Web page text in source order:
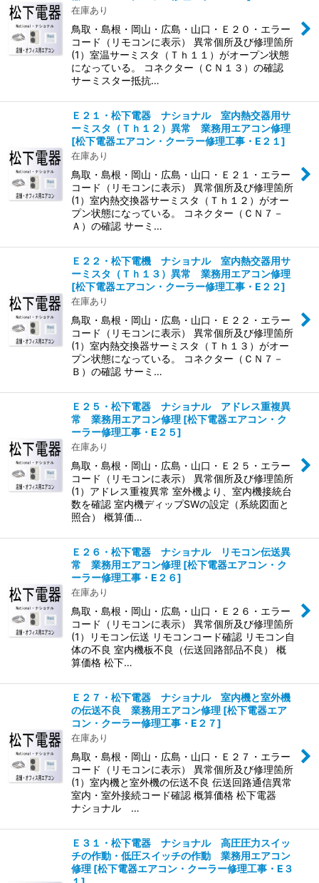
在庫あり
鳥取・島根・岡山・広島・山口・Ｅ２０・エラー
コード（リモコンに表示） 異常個所及び修理箇所
(1）室温サーミスタ（Ｔｈ１１）がオープン状態
になっている。 コネクター（ＣＮ１３）の確認
サーミスター抵抗…
Ｅ２１・松下電器 ナショナル 室内熱交器用サ
ーミスタ（Ｔｈ１２）異常 業務用エアコン修理
[松下電器エアコン・クーラー修理工事・E２１]
在庫あり
鳥取・島根・岡山・広島・山口・Ｅ２１・エラー
コード（リモコンに表示） 異常個所及び修理箇所
(1）室内熱交換器サーミスタ（Ｔｈ１２）がオー
プン状態になっている。 コネクター（ＣＮ７－
Ａ）の確認 サーミ…
Ｅ２２・松下電機 ナショナル 室内熱交器用サ
ーミスタ（Ｔｈ１３）異常 業務用エアコン修理
[松下電器エアコン・クーラー修理工事・E２２]
在庫あり
鳥取・島根・岡山・広島・山口・Ｅ２２・エラー
コード（リモコンに表示） 異常個所及び修理箇所
(1）室内熱交換器サーミスタ（Ｔｈ１３）がオー
プン状態になっている。 コネクター（ＣＮ７－
Ｂ）の確認 サーミ…
Ｅ２５・松下電器 ナショナル アドレス重複異
常 業務用エアコン修理 [松下電器エアコン・ク
ーラー修理工事・E２５]
在庫あり
鳥取・島根・岡山・広島・山口・Ｅ２５・エラー
コード（リモコンに表示） 異常個所及び修理箇所
(1）アドレス重複異常 室外機より、室内機接統台
数を確認 室内機ディップSWの設定（系統図面と
照合） 概算価…
Ｅ２６・松下電器 ナショナル リモコン伝送異
常 業務用エアコン修理 [松下電器エアコン・ク
ーラー修理工事・E２６]
在庫あり
鳥取・島根・岡山・広島・山口・Ｅ２６・エラー
コード（リモコンに表示） 異常個所及び修理箇所
(1）リモコン伝送 リモコンコード確認 リモコン自
体の不良 室内機板不良（伝送回路部品不良） 概
算価格 松下…
Ｅ２７・松下電器 ナショナル 室内機と室外機
の伝送不良 業務用エアコン修理 [松下電器エア
コン・クーラー修理工事・E２７]
在庫あり
鳥取・島根・岡山・広島・山口・Ｅ２７・エラー
コード（リモコンに表示） 異常個所及び修理箇所
(1）室内機と室外機の伝送不良 伝送回路通信異常
室内・室外接続コード確認 概算価格 松下電器
ナショナル …
Ｅ３１・松下電器 ナショナル 高圧圧力スイッ
チの作動・低圧スイッチの作動 業務用エアコン
修理 [松下電器エアコン・クーラー修理工事・E３